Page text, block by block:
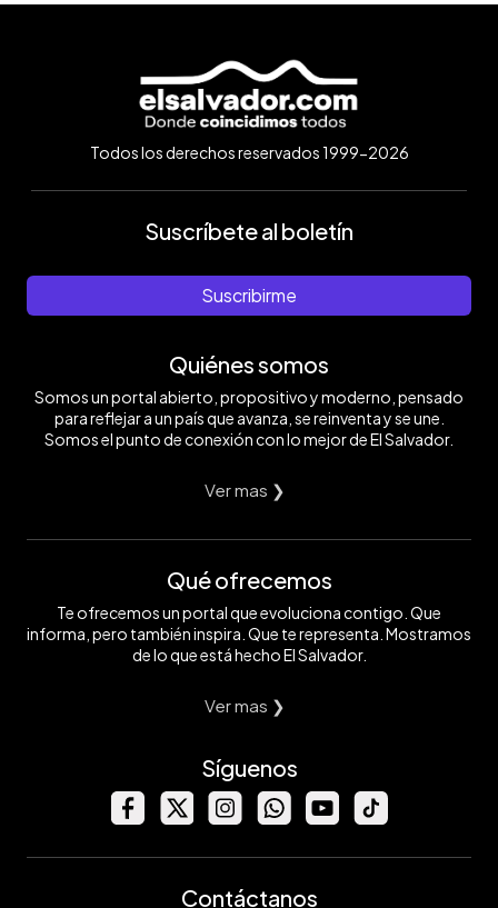
Todos los derechos reservados 1999-2026
Suscríbete al boletín
Suscribirme
Quiénes somos
Somos un portal abierto, propositivo y moderno, pensado
para reflejar a un país que avanza, se reinventa y se une.
Somos el punto de conexión con lo mejor de El Salvador.
Ver mas ❯
Qué ofrecemos
Te ofrecemos un portal que evoluciona contigo. Que
informa, pero también inspira. Que te representa. Mostramos
de lo que está hecho El Salvador.
Ver mas ❯
Síguenos
Contáctanos